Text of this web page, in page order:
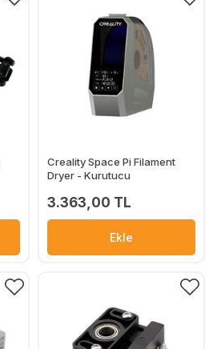
Creality Space Pi Filament
Dryer - Kurutucu
3.363,00 TL
Ekle